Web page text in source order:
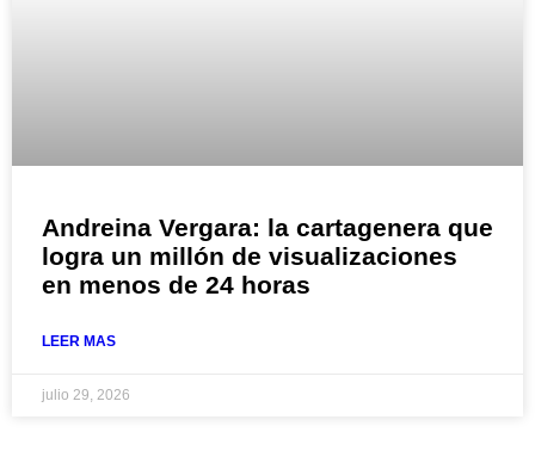
Andreina Vergara: la cartagenera que
logra un millón de visualizaciones
en menos de 24 horas
LEER MAS
julio 29, 2026